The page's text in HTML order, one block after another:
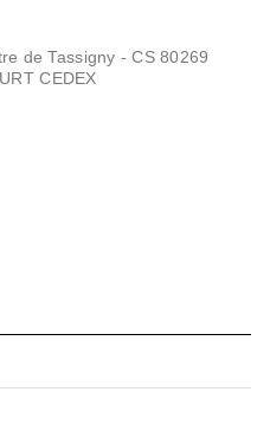
de Tassigny - CS 80269
CEDEX